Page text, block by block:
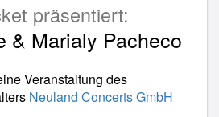
präsentiert:
& Marialy Pacheco
Veranstaltung des
Neuland Concerts GmbH